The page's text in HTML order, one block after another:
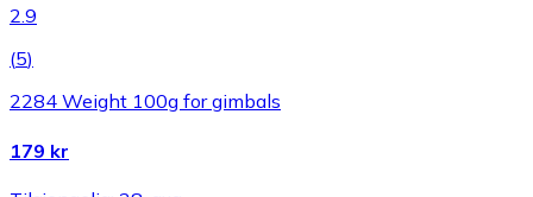
2.9
(5)
2284 Weight 100g for gimbals
179 kr